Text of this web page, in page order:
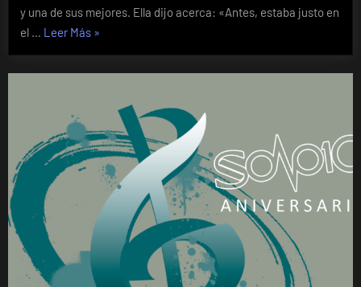
y una de sus mejores. Ella dijo acerca: «Antes, estaba justo en
el … Leer Más«Hasta
Sinéad,
de
fuerza
en
oscuridad»
»